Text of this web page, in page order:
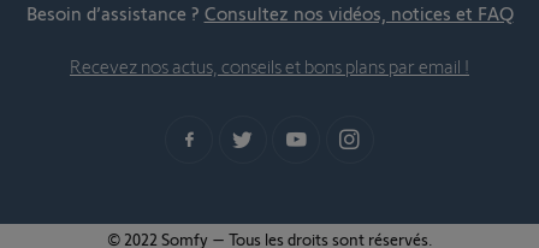
Besoin d’assistance ? Consultez nos vidéos, notices et FAQ
Recevez nos actus, conseils et bons plans par email !
© 2022 Somfy – Tous les droits sont réservés.